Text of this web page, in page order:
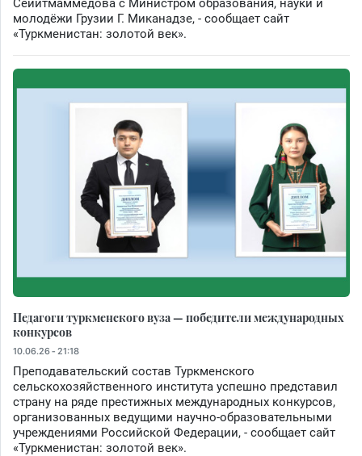
Сейитмаммедова с Министром образования, науки и
молодёжи Грузии Г. Миканадзе, - сообщает сайт
«Туркменистан: золотой век».
Педагоги туркменского вуза — победители международных
конкурсов
10.06.26 - 21:18
Преподавательский состав Туркменского
сельскохозяйственного института успешно представил
страну на ряде престижных международных конкурсов,
организованных ведущими научно-образовательными
учреждениями Российской Федерации, - сообщает сайт
«Туркменистан: золотой век».